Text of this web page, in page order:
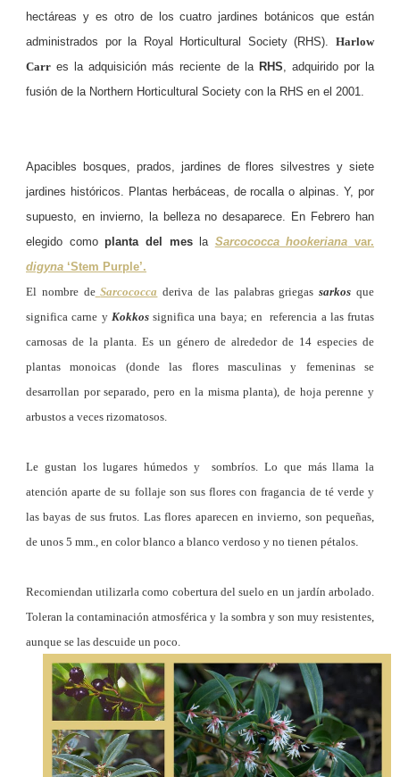
hectáreas y es otro de los cuatro jardines botánicos que están
administrados por la Royal Horticultural Society (RHS). Harlow
Carr es la adquisición más reciente de la RHS, adquirido por la
fusión de la Northern Horticultural Society con la RHS en el 2001.
Apacibles bosques, prados, jardines de flores silvestres y siete
jardines históricos. Plantas herbáceas, de rocalla o alpinas. Y, por
supuesto, en invierno, la belleza no desaparece. En Febrero han
elegido comoplanta del mesla Sarcococca hookeriana var.
digyna ‘Stem Purple’.
El nombre de Sarcococca deriva de las palabras griegassarkos que
significa carne y Kokkossignifica una baya; en referencia a las frutas
carnosas de la planta. Es un género de alrededor de 14 especies de
plantas monoicas (donde las flores masculinas y femeninas se
desarrollan por separado, pero en la misma planta), de hoja perenne y
arbustos a veces rizomatosos.
Le gustan los lugares húmedos y sombríos. Lo que más llama la
atención aparte de su follaje son sus flores con fragancia de té verde y
las bayas de sus frutos. Las flores aparecen en invierno, son pequeñas,
de unos 5 mm., en color blanco a blanco verdoso y no tienen pétalos.
Recomiendan utilizarla como cobertura del suelo en un jardín arbolado.
Toleran la contaminación atmosférica y la sombra y son muy resistentes,
aunque se las descuide un poco.